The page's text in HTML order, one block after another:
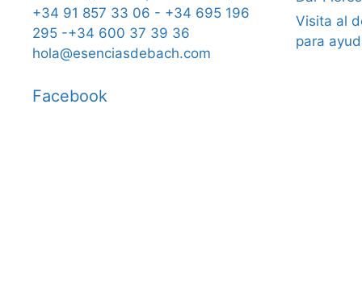
+34 91 857 33 06 - +34 695 196
295 -+34 600 37 39 36
hola@esenciasdebach.com
Facebook
Visita al
para